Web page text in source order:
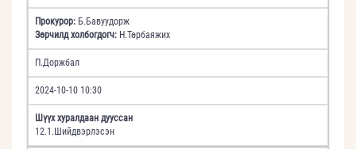
Прокурор: Б.Бавуудорж
Зөрчилд холбогдогч: Н.Төрбаяжих
П.Доржбал
2024-10-10 10:30
Шүүх хуралдаан дууссан
12.1.Шийдвэрлэсэн